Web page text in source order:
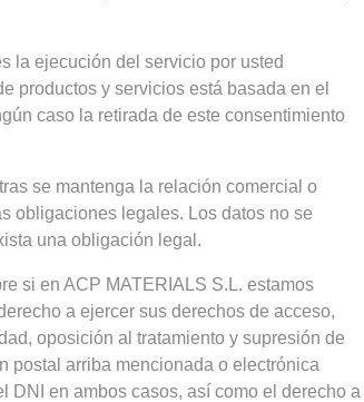
la ejecución del servicio por usted
productos y servicios está basada en el
caso la retirada de este consentimiento
se mantenga la relación comercial o
obligaciones legales. Los datos no se
una obligación legal.
si en ACP MATERIALS S.L. estamos
a ejercer sus derechos de acceso,
oposición al tratamiento y supresión de
postal arriba mencionada o electrónica
DNI en ambos casos, así como el derecho a